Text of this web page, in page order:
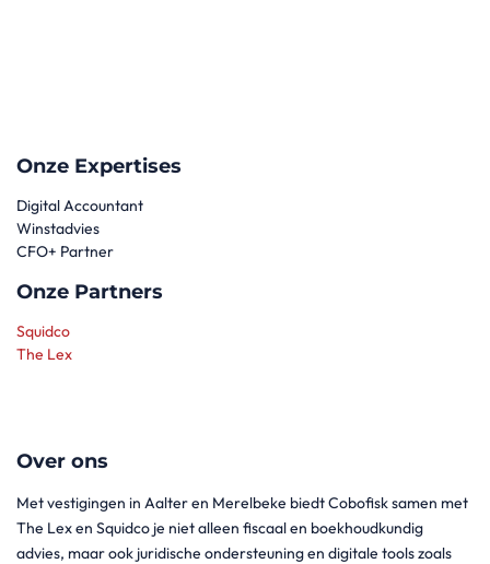
Onze Expertises
Digital Accountant
Winstadvies
CFO+ Partner
Onze Partners
Squidco
The Lex
Over ons
Met vestigingen in Aalter en Merelbeke biedt Cobofisk samen met
The Lex en Squidco je niet alleen fiscaal en boekhoudkundig
advies, maar ook juridische ondersteuning en digitale tools zoals